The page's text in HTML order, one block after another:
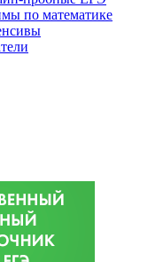
по математике